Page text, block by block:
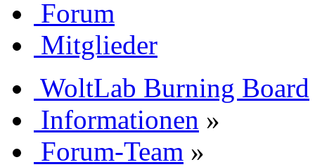
Forum
Mitglieder
WoltLab Burning Board
Informationen »
Forum-Team »